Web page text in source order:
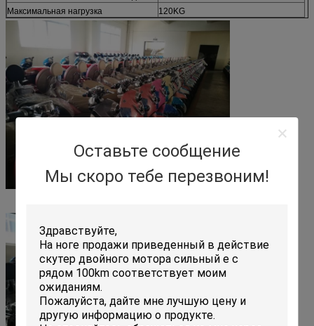
Оставьте сообщение
Мы скоро тебе перезвоним!
Максимальная нагрузка
120KG